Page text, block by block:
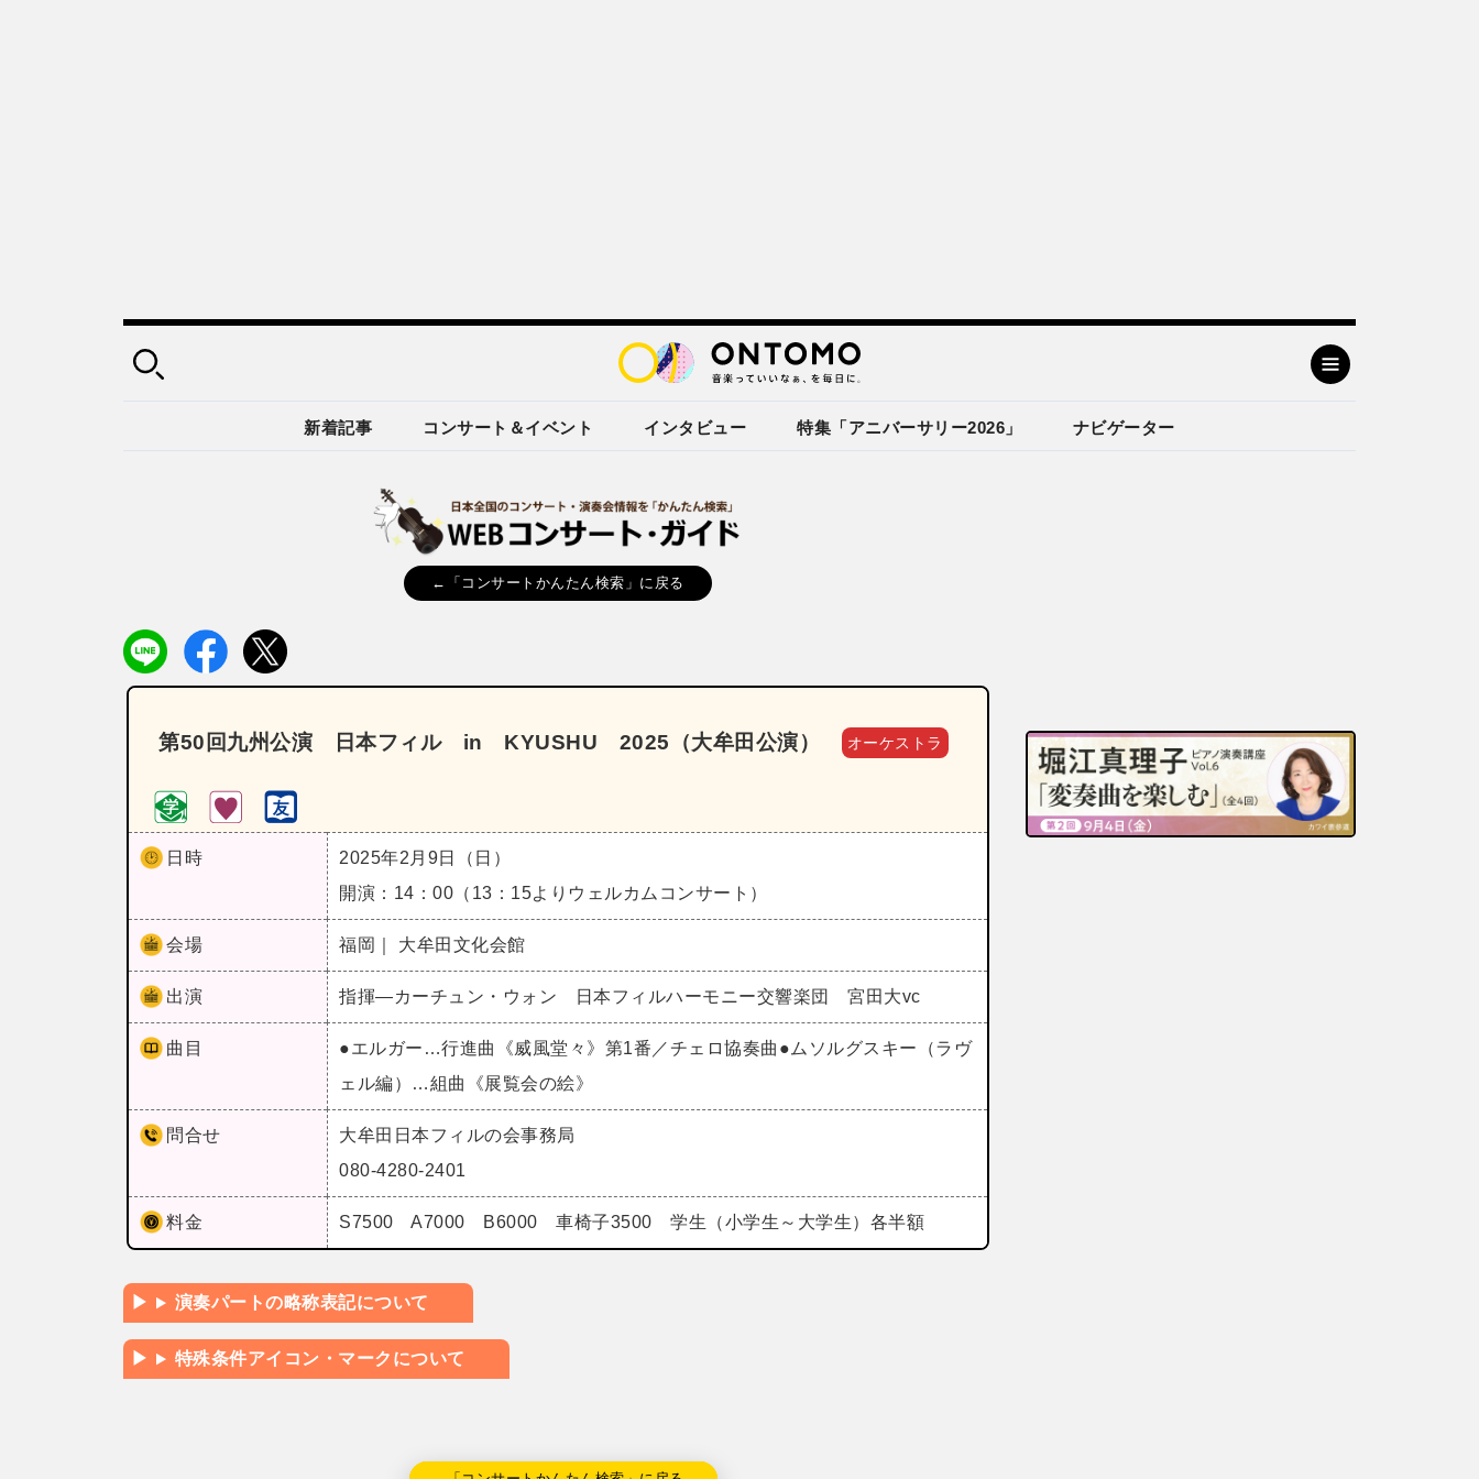
新着記事 コンサート＆イベント インタビュー 特集「アニバーサリー2026」 ナビゲーター
←「コンサートかんたん検索」に戻る
第50回九州公演 日本フィル in KYUSHU 2025（大牟田公演） オーケストラ
日時
2025年2月9日（日）
開演：14：00（13：15よりウェルカムコンサート）
会場 福岡｜ 大牟田文化会館
出演 指揮―カーチュン・ウォン 日本フィルハーモニー交響楽団 宮田大vc
曲目
●エルガー…行進曲《威風堂々》第1番／チェロ協奏曲●ムソルグスキー（ラヴ
ェル編）…組曲《展覧会の絵》
問合せ
大牟田日本フィルの会事務局
080-4280-2401
料金 S7500 A7000 B6000 車椅子3500 学生（小学生～大学生）各半額
演奏パートの略称表記について
特殊条件アイコン・マークについて